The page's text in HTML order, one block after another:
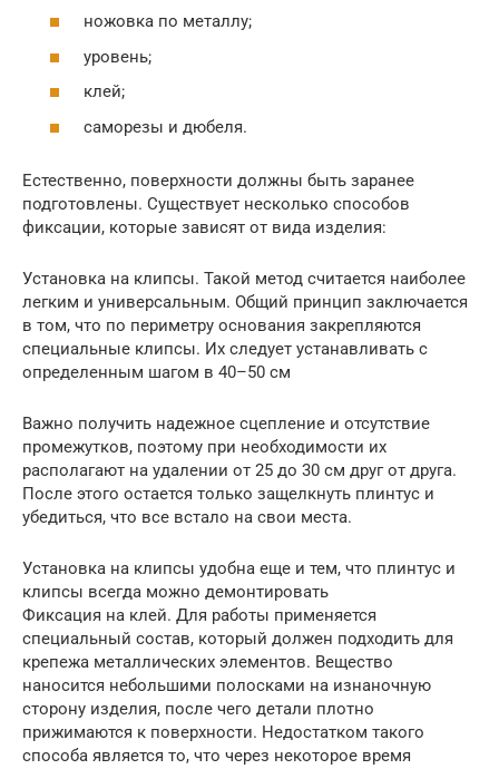
ножовка по металлу;
уровень;
клей;
саморезы и дюбеля.
Естественно, поверхности должны быть заранее
подготовлены. Существует несколько способов
фиксации, которые зависят от вида изделия:
Установка на клипсы. Такой метод считается наиболее
легким и универсальным. Общий принцип заключается
в том, что по периметру основания закрепляются
специальные клипсы. Их следует устанавливать с
определенным шагом в 40–50 см
Важно получить надежное сцепление и отсутствие
промежутков, поэтому при необходимости их
располагают на удалении от 25 до 30 см друг от друга.
После этого остается только защелкнуть плинтус и
убедиться, что все встало на свои места.
Установка на клипсы удобна еще и тем, что плинтус и
клипсы всегда можно демонтировать
Фиксация на клей. Для работы применяется
специальный состав, который должен подходить для
крепежа металлических элементов. Вещество
наносится небольшими полосками на изнаночную
сторону изделия, после чего детали плотно
прижимаются к поверхности. Недостатком такого
способа является то, что через некоторое время